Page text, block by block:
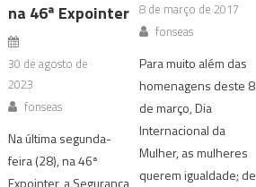
na 46ª Expointer
30 de agosto de
2023
fonseas
Na última segunda-
feira (28), na 46ª
8 de março de 2017
fonseas
Para muito além das
homenagens deste 8
de março, Dia
Internacional da
Mulher, as mulheres
querem igualdade; de